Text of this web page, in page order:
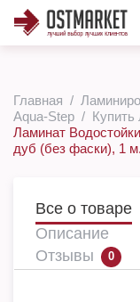
Главная
Aqua-Step
Купить
Ламинат
дуб (без фаски), 1
Все о товаре
Описание
Отзывы
0